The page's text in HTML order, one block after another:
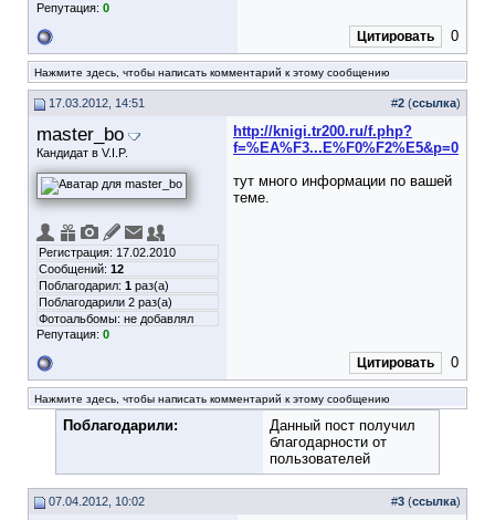
Репутация: 0
Цитировать 0
Нажмите здесь, чтобы написать комментарий к этому сообщению
17.03.2012, 14:51 #2 (ссылка)
master_bo
Кандидат в V.I.P.
Регистрация: 17.02.2010
Сообщений: 12
Поблагодарил: 1 раз(а)
Поблагодарили 2 раз(а)
Фотоальбомы: не добавлял
Репутация: 0
http://knigi.tr200.ru/f.php?
f=%EA%F3...E%F0%F2%E5&p=0
тут много информации по вашей
теме.
Цитировать 0
Нажмите здесь, чтобы написать комментарий к этому сообщению
Поблагодарили:
Данный пост получил
благодарности от
пользователей
07.04.2012, 10:02 #3 (ссылка)